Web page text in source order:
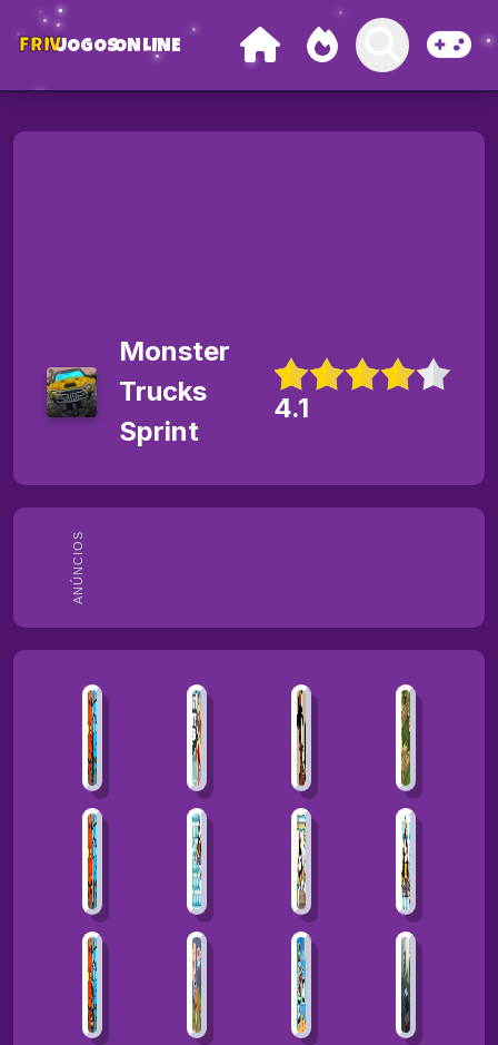
FRIVJOGOSONLINE
ANÚNCIOS
Monster
Trucks
Sprint
4.1